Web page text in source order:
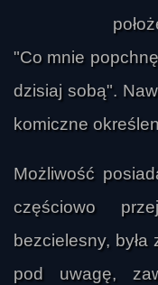
"Co mnie
dzisiaj sobą".
komiczne
Możliwość
częściowo
bezcielesny,
pod uwagę,